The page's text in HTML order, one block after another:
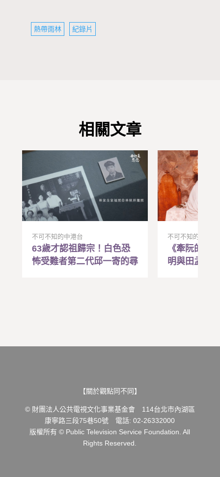
熱帶雨林 紀錄片
相關文章
不可不知的中港台
63歲才認祖歸宗！白色恐
怖受難者第二代邱一寄的尋
不可不知的中港台
《牽阮的手
明與田孟淑
【關於觀點同不同】
© 財團法人公共電視文化事業基金會 114台北市內湖區
康寧路三段75巷50號 電話: 02-26332000
版權所有 © Public Television Service Foundation. All
Rights Reserved.